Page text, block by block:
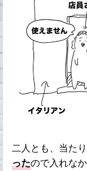
二人とも、当た
ったので入れなか